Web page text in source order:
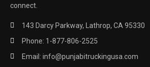
connect.
143 Darcy Parkway, Lathrop, CA 95330
Phone: 1-877-806-2525
Email: info@punjabitruckingusa.com